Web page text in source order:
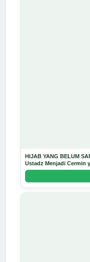
HIJAB YANG BELUM
Ustadz Menjadi Cermin